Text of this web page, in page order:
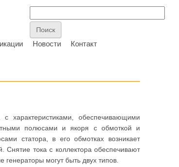
Новости Контакт
характеристиками, обеспечивающими
полюсами и якоря с обмоткой и
статора, в его обмотках возникает
тока с коллектора обеспечивают
могут быть двух типов.